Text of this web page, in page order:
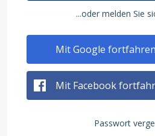
...oder melden Sie
Mit Google fortfahren
Mit Facebook
Passwort